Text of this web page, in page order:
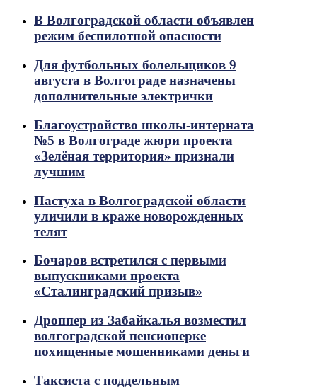
В Волгоградской области объявлен
режим беспилотной опасности
Для футбольных болельщиков 9
августа в Волгограде назначены
дополнительные электрички
Благоустройство школы-интерната
№5 в Волгограде жюри проекта
«Зелёная территория» признали
лучшим
Пастуха в Волгоградской области
уличили в краже новорожденных
телят
Бочаров встретился с первыми
выпускниками проекта
«Сталинградский призыв»
Дроппер из Забайкалья возместил
волгоградской пенсионерке
похищенные мошенниками деньги
Таксиста с поддельным